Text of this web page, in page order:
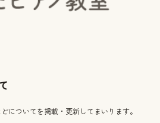
についてを掲載・更新してまいります。